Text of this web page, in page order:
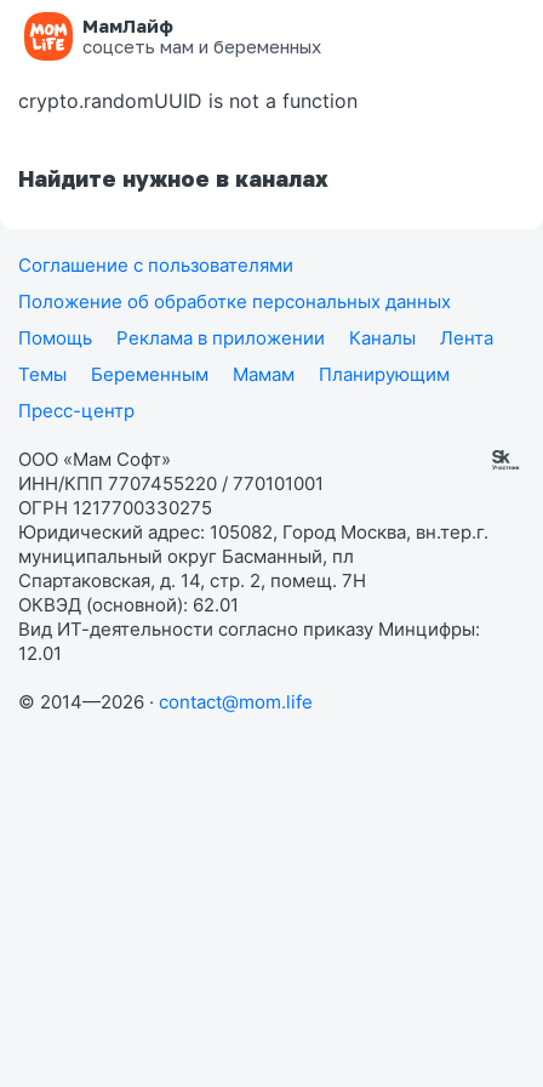
МамЛайф
соцсеть мам и беременных
Ошибка на странице
crypto.randomUUID is not a function
Найдите нужное в каналах
Соглашение с пользователями
Положение об обработке персональных данных
Помощь
Реклама в приложении Каналы
Лента
Темы
Беременным Мамам
Планирующим
Пресс-центр
ООО «Мам Софт»
ИНН/КПП 7707455220 / 770101001
ОГРН 1217700330275
Юридический адрес: 105082, Город Москва, вн.тер.г.
муниципальный округ Басманный, пл
Спартаковская, д. 14, стр. 2, помещ. 7Н
ОКВЭД (основной): 62.01
Вид ИТ-деятельности согласно приказу Минцифры:
12.01
© 2014—2026 · contact@mom.life